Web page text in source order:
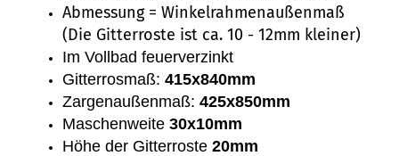
Abmessung = Winkelrahmenaußenmaß
(Die Gitterroste ist ca. 10 - 12mm kleiner)
Im Vollbad feuerverzinkt
Gitterrosmaß: 415x840mm
Zargenaußenmaß: 425x850mm
Maschenweite 30x10mm
Höhe der Gitterroste 20mm